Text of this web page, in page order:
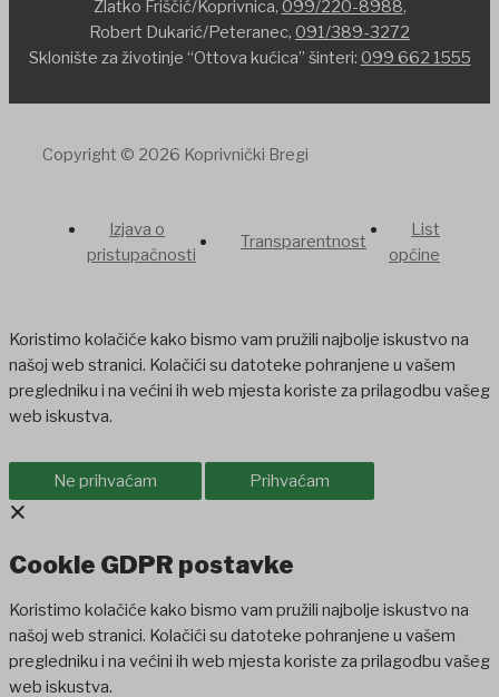
Zlatko Friščić/Koprivnica, 099/220-8988,
Robert Dukarić/Peteranec, 091/389-3272
Sklonište za životinje “Ottova kućica” šinteri: 099 662 1555
Copyright © 2026 Koprivnički Bregi
Izjava o
pristupačnosti
Transparentnost
List
općine
Koristimo kolačiće kako bismo vam pružili najbolje iskustvo na
našoj web stranici. Kolačići su datoteke pohranjene u vašem
pregledniku i na većini ih web mjesta koriste za prilagodbu vašeg
web iskustva.
Ne prihvaćam Prihvaćam
×
Cookie GDPR postavke
Koristimo kolačiće kako bismo vam pružili najbolje iskustvo na
našoj web stranici. Kolačići su datoteke pohranjene u vašem
pregledniku i na većini ih web mjesta koriste za prilagodbu vašeg
web iskustva.